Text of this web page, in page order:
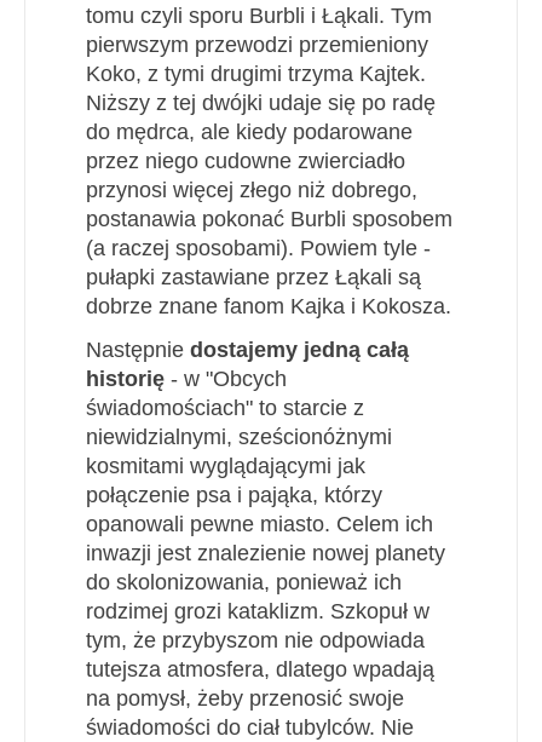
tomu czyli sporu Burbli i Łąkali. Tym
pierwszym przewodzi przemieniony
Koko, z tymi drugimi trzyma Kajtek.
Niższy z tej dwójki udaje się po radę
do mędrca, ale kiedy podarowane
przez niego cudowne zwierciadło
przynosi więcej złego niż dobrego,
postanawia pokonać Burbli sposobem
(a raczej sposobami). Powiem tyle -
pułapki zastawiane przez Łąkali są
dobrze znane fanom Kajka i Kokosza.
Następnie dostajemy jedną całą
historię - w "Obcych
świadomościach" to starcie z
niewidzialnymi, sześcionóżnymi
kosmitami wyglądającymi jak
połączenie psa i pająka, którzy
opanowali pewne miasto. Celem ich
inwazji jest znalezienie nowej planety
do skolonizowania, ponieważ ich
rodzimej grozi kataklizm. Szkopuł w
tym, że przybyszom nie odpowiada
tutejsza atmosfera, dlatego wpadają
na pomysł, żeby przenosić swoje
świadomości do ciał tubylców. Nie